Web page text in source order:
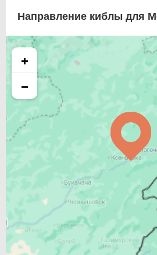
Направление киблы для
+
−